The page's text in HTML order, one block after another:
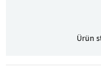
Ürün